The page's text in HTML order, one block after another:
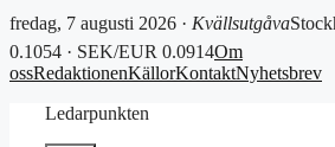
fredag, 7 augusti 2026 · Kvällsutgåva
0.1054 · SEK/EUR 0.0914Om
ossRedaktionenKällorKontaktNyhetsbrev
Ledarpunkten